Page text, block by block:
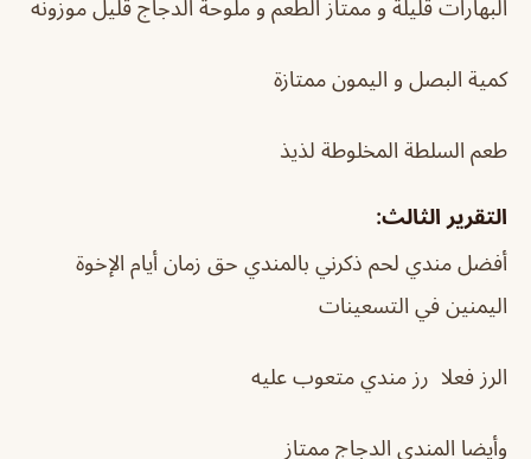
البهارات قليلة و ممتاز الطعم و ملوحة الدجاج قليل موزونه
كمية البصل و اليمون ممتازة
طعم السلطة المخلوطة لذيذ
التقرير الثالث:
أفضل مندي لحم ذكرني بالمندي حق زمان أيام الإخوة
اليمنين في التسعينات
الرز فعلا رز مندي متعوب عليه
وأيضا المندي الدجاج ممتاز